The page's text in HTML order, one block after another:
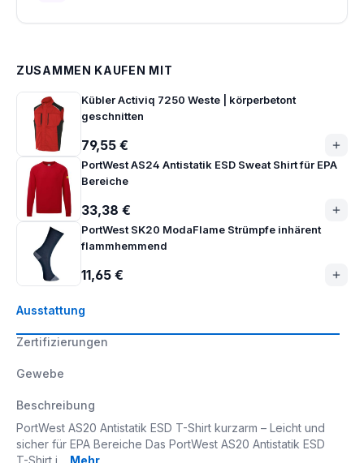
Ausstattung
Zertifizierungen
Gewebe
Beschreibung
PortWest AS20 Antistatik ESD T-Shirt kurzarm – Leicht und
sicher für EPA Bereiche Das PortWest AS20 Antistatik ESD
T-Shirt i… Mehr
ZUSAMMEN KAUFEN MIT
Kübler Activiq 7250 Weste | körperbetont
geschnitten
79,55 €
PortWest AS24 Antistatik ESD Sweat Shirt für EPA
Bereiche
33,38 €
PortWest SK20 ModaFlame Strümpfe inhärent
flammhemmend
11,65 €